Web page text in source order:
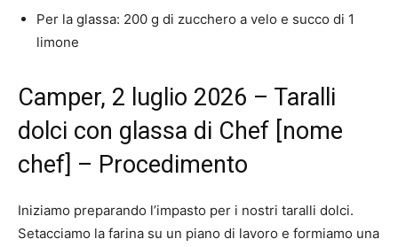
Per la glassa: 200 g di zucchero a velo e succo di 1
limone
Camper, 2 luglio 2026 – Taralli
dolci con glassa di Chef [nome
chef] – Procedimento
Iniziamo preparando l’impasto per i nostri taralli dolci.
Setacciamo la farina su un piano di lavoro e formiamo una